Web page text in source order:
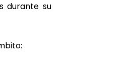
durante su